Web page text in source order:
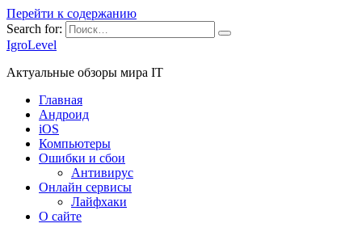
Перейти к содержанию
Search for:
IgroLevel
Актуальные обзоры мира IT
Главная
Андроид
iOS
Компьютеры
Ошибки и сбои
Антивирус
Онлайн сервисы
Лайфхаки
О сайте